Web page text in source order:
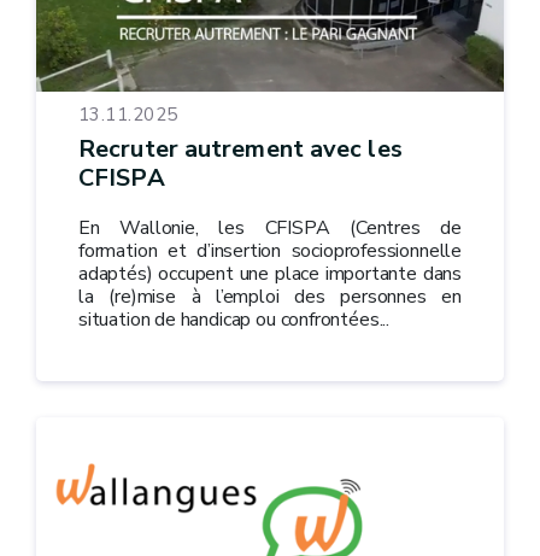
13.11.2025
Recruter autrement avec les
CFISPA
En Wallonie, les CFISPA (Centres de
formation et d’insertion socioprofessionnelle
adaptés) occupent une place importante dans
la (re)mise à l’emploi des personnes en
situation de handicap ou confrontées...